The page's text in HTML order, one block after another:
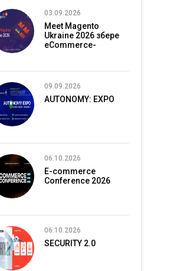
03.09.2026
Meet Magento
Ukraine 2026 збере
eCommerce-
09.09.2026
AUTONOMY: EXPO
06.10.2026
E-commerce
Conference 2026
06.10.2026
SECURITY 2.0